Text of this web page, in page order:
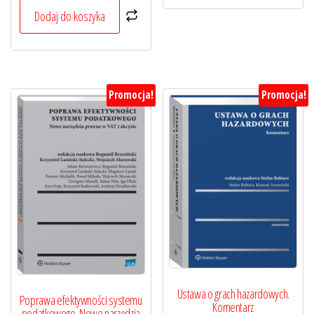
139,00 zł.
104,25 zł.
Dodaj do koszyka
Promocja!
Poprawa efektywności systemu
Promocja!
Ustawa o grach hazardowych.
Komentarz